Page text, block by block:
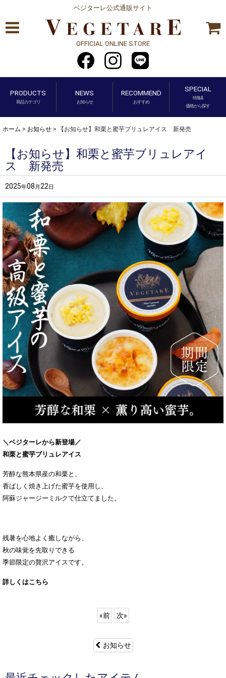
ベジターレ公式通販サイト
OFFICIAL ONLINE STORE
PRODUCTS
商品カテゴリ
NEWS
お知らせ
RECOMMEND
おすすめ
SPECIAL
特集&
価格から探す
ホーム > お知らせ > 【お知らせ】和栗と蜜芋ブリュレアイス 新発売
【お知らせ】和栗と蜜芋ブリュレアイ
ス 新発売
2025年08 月 22 日
＼ベジターレから新登場／
和栗と蜜芋ブリュレアイス
芳醇な熊本県産の和栗と、
香ばしく焼き上げた蜜芋を使用し、
阿蘇ジャージーミルクで仕立てました。
残暑を心地よく癒しながら、
秋の味覚を先取りできる
季節限定の贅沢アイスです。
詳しくはこちら
«前 次»
お知らせ